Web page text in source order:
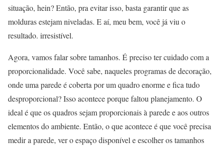
situação, hein? Então, pra evitar isso, basta garantir que as
molduras estejam niveladas. E aí, meu bem, você já viu o
resultado. irresistível.
Agora, vamos falar sobre tamanhos. É preciso ter cuidado com a
proporcionalidade. Você sabe, naqueles programas de decoração,
onde uma parede é coberta por um quadro enorme e fica tudo
desproporcional? Isso acontece porque faltou planejamento. O
ideal é que os quadros sejam proporcionais à parede e aos outros
elementos do ambiente. Então, o que acontece é que você precisa
medir a parede, ver o espaço disponível e escolher os tamanhos